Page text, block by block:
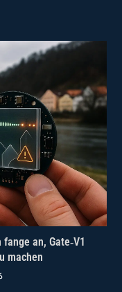
an, Gate‑V1
machen